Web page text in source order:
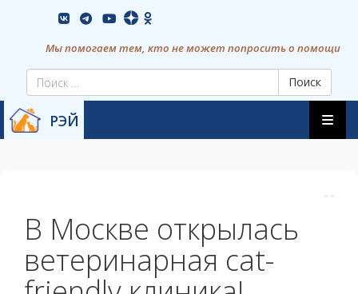
vkontakte youtube
Мы помогаем тем, кто не может попросить о помощи
Поиск
РЭЙ
content
В Москве открылась
ветеринарная cat-